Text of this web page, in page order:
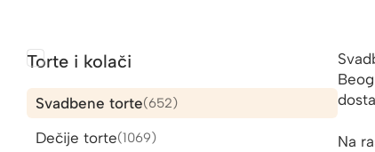
Na
Torte i kolači
Svadbene torte 652652
proizvoda
Dečije torte 10691069